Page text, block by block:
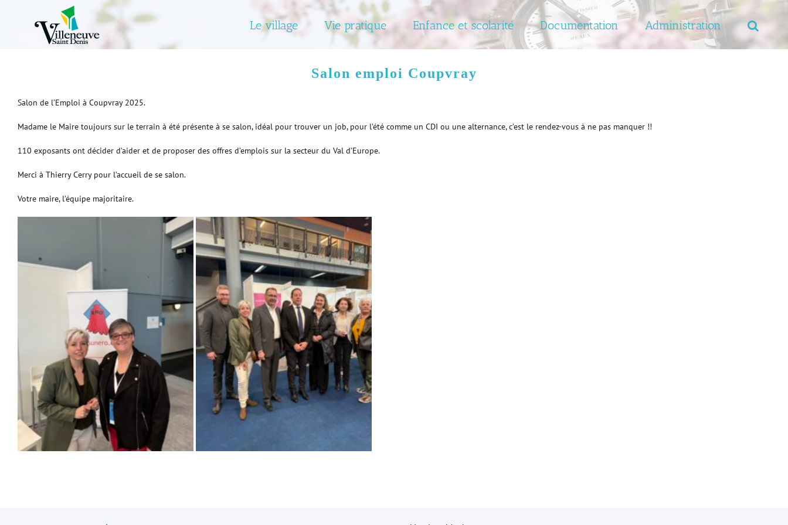
Le village Vie pratique Enfance et scolarité Documentation Administration
Salon emploi Coupvray
Salon de l’Emploi à Coupvray 2025.
Madame le Maire toujours sur le terrain à été présente à se salon, idéal pour trouver un job, pour l’été comme un CDI ou une alternance, c’est le rendez-vous à ne pas manquer !!
110 exposants ont décider d’aider et de proposer des offres d’emplois sur la secteur du Val d’Europe.
Merci à Thierry Cerry pour l’accueil de se salon.
Votre maire, l’équipe majoritaire.